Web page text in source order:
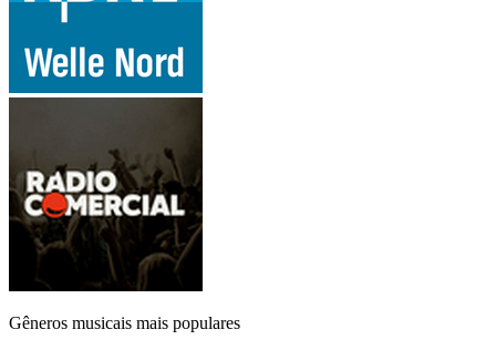
Gêneros musicais mais populares